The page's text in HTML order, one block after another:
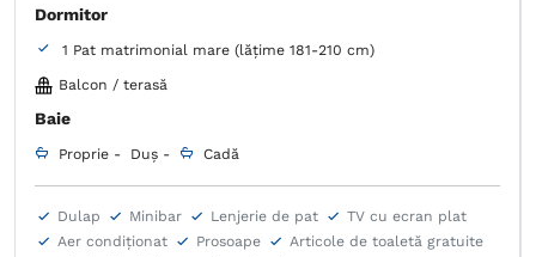
Dormitor
1 Pat matrimonial mare (lățime 181-210 cm)
Balcon / terasă
Baie
Proprie - Duș - Cadă
Dulap Minibar Lenjerie de pat
TV cu ecran plat
Aer condiţionat
Prosoape
Articole de toaletă gratuite